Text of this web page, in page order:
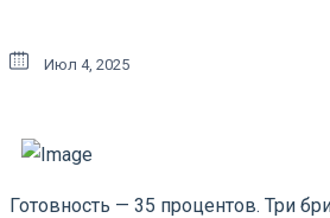
Июл 4, 2025
Готовность — 35 процентов. Три